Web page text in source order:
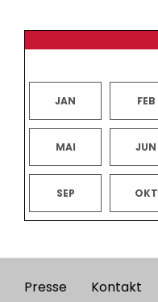
JAN FEB
MAI JUN
SEP OKT
Presse Kontakt